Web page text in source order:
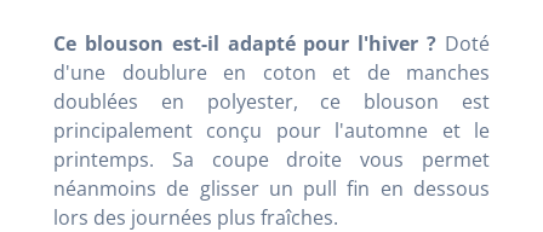
Ce blouson est-il adapté pour l'hiver ? Doté
d'une doublure en coton et de manches
doublées en polyester, ce blouson est
principalement conçu pour l'automne et le
printemps. Sa coupe droite vous permet
néanmoins de glisser un pull fin en dessous
lors des journées plus fraîches.